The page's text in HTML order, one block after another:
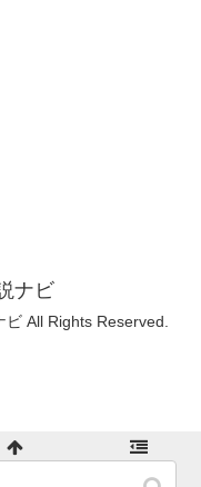
ナビ
All Rights Reserved.